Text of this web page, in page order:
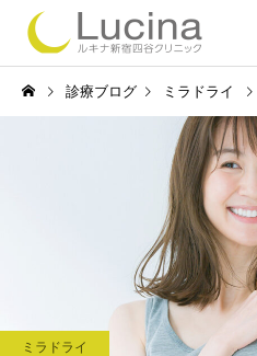
ミラドライ
診療ブログ ミラドライ
ミラドライ